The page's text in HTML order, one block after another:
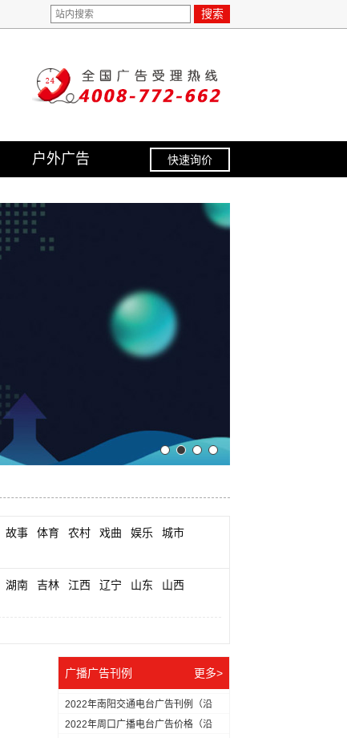
搜索
户外广告 快速询价
故事 体育 农村 戏曲 娱乐
城市
湖南 吉林 江西 辽宁 山东
山西
广播广告刊例 更多>
2022年南阳交通电台广告刊例（沿
用...
2022年周口广播电台广告价格（沿